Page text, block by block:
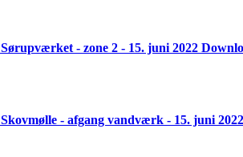
Sørupværket - zone 2 - 15. juni 2022
Skovmølle - afgang vandværk - 15. juni 2022